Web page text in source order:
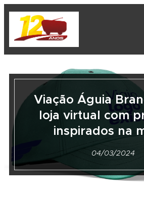
Viação Águia
loja virtual com
inspirados na
04/03/2024